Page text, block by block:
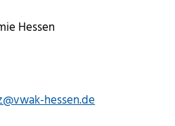
Hessen
hessen.de